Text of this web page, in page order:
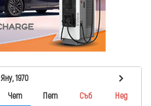
Яну, 1970
Чет Пет Съб
Нед